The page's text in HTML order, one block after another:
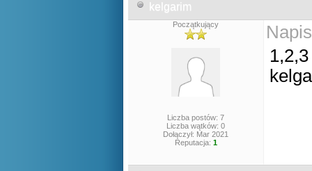
kelgarim
Początkujący
Liczba postów: 7
Liczba wątków: 0
Dołączył: Mar 2021
Reputacja: 1
1,2,3